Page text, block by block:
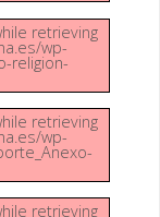
retrieving
wp-
religion-
retrieving
wp-
retrieving